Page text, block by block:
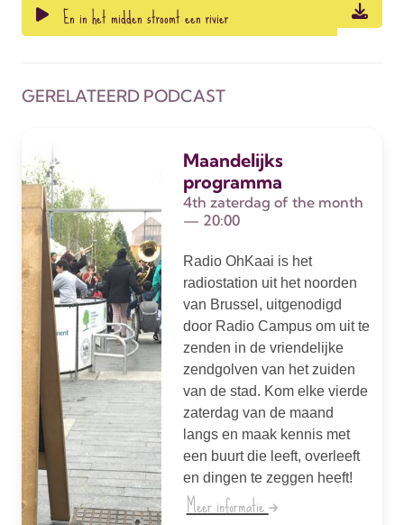
En in het midden stroomt een rivier
GERELATEERD PODCAST
Maandelijks
programma
4th zaterdag of the month
— 20:00
Radio OhKaai is het
radiostation uit het noorden
van Brussel, uitgenodigd
door Radio Campus om uit te
zenden in de vriendelijke
zendgolven van het zuiden
van de stad. Kom elke vierde
zaterdag van de maand
langs en maak kennis met
een buurt die leeft, overleeft
en dingen te zeggen heeft!
Meer informatie